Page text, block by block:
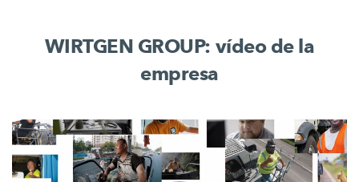
WIRTGEN GROUP: vídeo de la
empresa